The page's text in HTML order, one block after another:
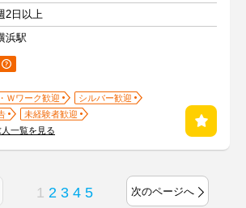
2日以上
浜駅
Ｗワーク歓迎
シルバー歓迎
未経験者歓迎
一覧を見る
1 2 3 4 5 次のページへ